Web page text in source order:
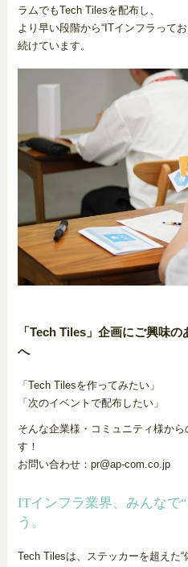
ラムでもTech Tilesを配布し、
より早い段階から“ITインフラって
続けています。
「Tech Tiles」企画にご興味
へ
「Tech Tilesを作ってみたい」
「次のイベントで配布したい」
そんな企業様・コミュニティ様か
す！
お問い合わせ：pr@ap-com.co.jp
ITインフラ業界、みんなで
う。
Tech Tilesは、ステッカーを超えた“